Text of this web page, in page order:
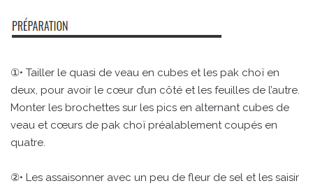
①• Tailler le quasi de veau en cubes et les pak choï en
deux, pour avoir le cœur d’un côté et les feuilles de l’autre.
Monter les brochettes sur les pics en alternant cubes de
veau et cœurs de pak choï préalablement coupés en
quatre.
②• Les assaisonner avec un peu de fleur de sel et les saisir